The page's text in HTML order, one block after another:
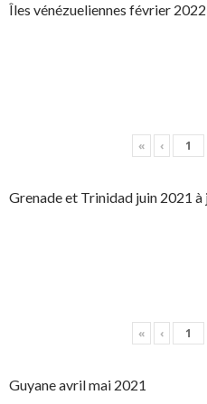
Îles vénézueliennes février 2022
« ‹
Grenade et Trinidad juin 2021 à
« ‹
Guyane avril mai 2021